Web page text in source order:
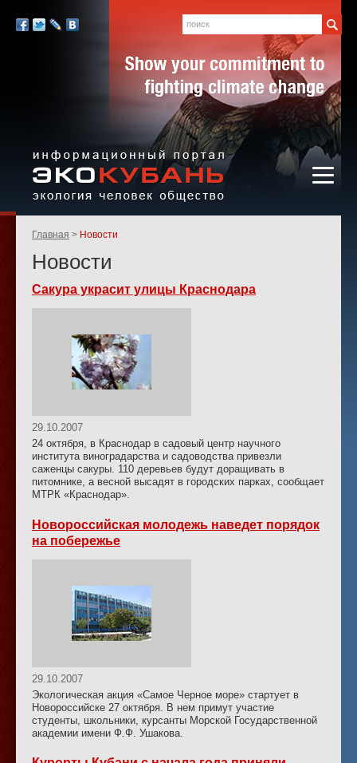
«ЭКО-КУБАНЬ»
человек,
общество
Родительские
Главная Новости
Новости
Сакура украсит улицы Краснодара
29.10.2007
24 октября, в Краснодар в садовый центр научного
института виноградарства и садоводства привезли
саженцы сакуры. 110 деревьев будут доращивать в
питомнике, а весной высадят в городских парках, сообщает
МТРК «Краснодар».
Новороссийская молодежь наведет порядок
на побережье
29.10.2007
Экологическая акция «Самое Черное море» стартует в
Новороссийске 27 октября. В нем примут участие
студенты, школьники, курсанты Морской Государственной
академии имени Ф.Ф. Ушакова.
Мы
Поиск